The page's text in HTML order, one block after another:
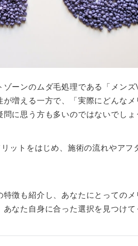
ーンのムダ毛処理である「メン
増える一方で、「実際にどんな
に思う方も多いのではないでしょ
ットをはじめ、施術の流れやアフ
徴も紹介し、あなたにとっての
なた自身に合った選択を見つけて